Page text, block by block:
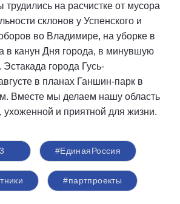
трудились на расчистке от мусора
склонов у Успенского и
во Владимире, на уборке в
в канун Дня города, в минувшую
города Гусь-
в планах Ганшин-парк в
Вместе мы делаем нашу область
ухоженной и приятной для жизни.
#‎ЕдинаяРоссия
#партпроекты